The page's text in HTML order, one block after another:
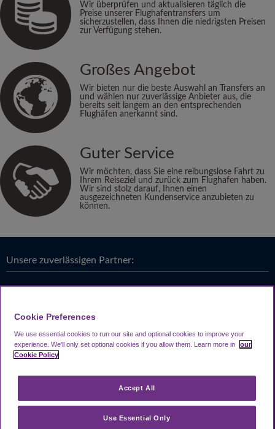
Wir überprüfen und aktualisieren täglich die
Preise unserer Flughafentransfers um
sicherzustellen, dass Ihnen die niedrigsten Preisen
zur Verfügung stehen.
Großes Angebot
Wir bieten nur die beste Auswahl an Transfers an
und wählen nur zuverlässige Anbieter aus, die
bereits seit langem an den entsprechenden
Flughäfen anerkannt sind.
Guter Service
Wir möchten, dass Sie eine reibungslose Fahrt zu
Ihrem Reiseziel und zurück zum Flughafen haben.
Wir sind stolz darauf, Ihnen einen
ausgezeichneten Kundenservice anzubieten zu
können.
Unsere zuverlässigen Partner:
Cookie Preferences
We use essential cookies to run our site and optional cookies to improve your
experience. We'll only set optional cookies if you allow them. Learn more in
our
Cookie Policy
Use Essential Only
Accept All